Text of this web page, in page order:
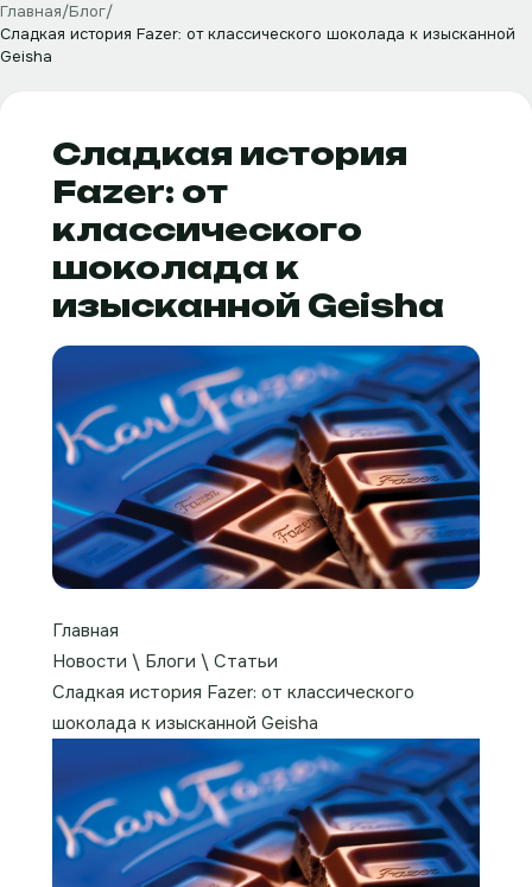
Главная/Блог/
Сладкая история Fazer: от классического шоколада к изысканной
Geisha
Сладкая история
Fazer: от
классического
шоколада к
изысканной Geisha
Главная
Новости \ Блоги \ Статьи
Сладкая история Fazer: от классического
шоколада к изысканной Geisha